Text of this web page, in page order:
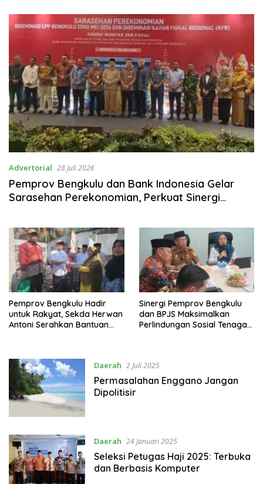
Terjadi Pelepasan Energi
Mendadak Potensi Gempa
8.4 SR dan Picu Tsunami 15
Meter
Advertorial 28 Juli 2026
Pemprov Bengkulu dan Bank Indonesia Gelar
Sarasehan Perekonomian, Perkuat Sinergi
Pemprov Bengkulu Hadir
untuk Rakyat, Sekda Herwan
Antoni Serahkan Bantuan
Sinergi Pemprov Bengkulu
dan BPJS Maksimalkan
Perlindungan Sosial Tenaga
Daerah 2 Juli 2025
Permasalahan Enggano Jangan
Dipolitisir
Daerah 24 Januari 2025
Seleksi Petugas Haji 2025: Terbuka
dan Berbasis Komputer